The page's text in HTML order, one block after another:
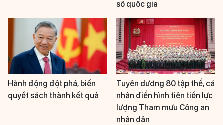
số quốc gia
Hành động đột phá, biến
quyết sách thành kết quả
Tuyên dương 80 tập thể, cá
nhân điển hình tiên tiến lực
lượng Tham mưu Công an
nhân dân